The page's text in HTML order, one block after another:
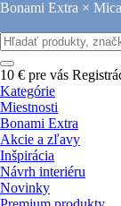
Bonami Extra ×
10 € pre vás
Kategórie
Miestnosti
Bonami Extra
Akcie a zľavy
Inšpirácia
Návrh interiéru
Novinky